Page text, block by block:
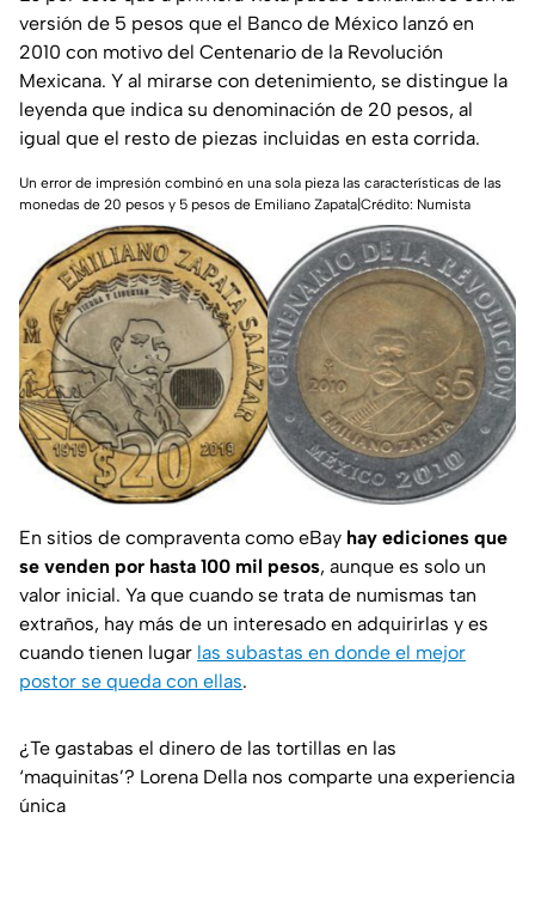
versión de 5 pesos que el Banco de México lanzó en
2010 con motivo del Centenario de la Revolución
Mexicana. Y al mirarse con detenimiento, se distingue la
leyenda que indica su denominación de 20 pesos, al
igual que el resto de piezas incluidas en esta corrida.
Un error de impresión combinó en una sola pieza las características de las
monedas de 20 pesos y 5 pesos de Emiliano Zapata|Crédito: Numista
En sitios de compraventa como eBay hay ediciones que
se venden por hasta 100 mil pesos, aunque es solo un
valor inicial. Ya que cuando se trata de numismas tan
extraños, hay más de un interesado en adquirirlas y es
cuando tienen lugar las subastas en donde el mejor
postor se queda con ellas.
¿Te gastabas el dinero de las tortillas en las
‘maquinitas’? Lorena Della nos comparte una experiencia
única